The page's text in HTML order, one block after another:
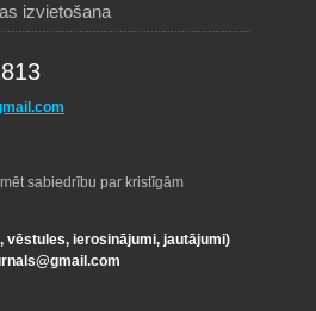
izvietošana
sabiedrību par kristīgām
vēstules, ierosinājumi, jautājumi)